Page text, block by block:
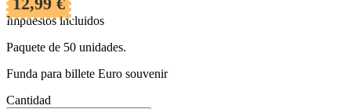
Impuestos incluidos
Paquete de 50 unidades.
Funda para billete Euro souvenir
Cantidad